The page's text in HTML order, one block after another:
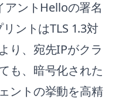
アントHelloの署名
ントはTLS 1.3対
り、宛先IPがクラ
も、暗号化された
ントの挙動を高精